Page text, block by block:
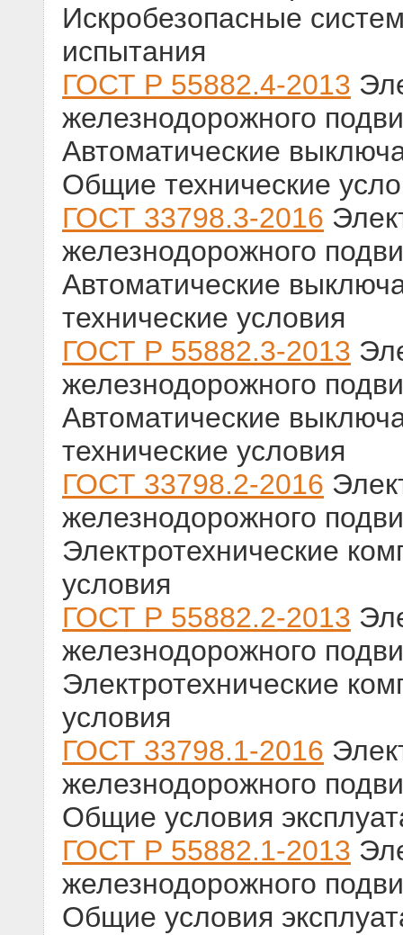
Искробезопасные
испытания
ГОСТ Р 55882.4-2013
железнодорожного
Автоматические
Общие технические
ГОСТ 33798.3-2016
железнодорожного
Автоматические
технические условия
ГОСТ Р 55882.3-2013
железнодорожного
Автоматические
технические условия
ГОСТ 33798.2-2016
железнодорожного
Электротехнические
условия
ГОСТ Р 55882.2-2013
железнодорожного
Электротехнические
условия
ГОСТ 33798.1-2016
железнодорожного
Общие условия
ГОСТ Р 55882.1-2013
железнодорожного
Общие условия